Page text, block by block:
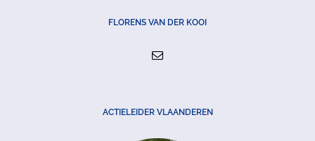
FLORENS VAN DER KOOI
ACTIELEIDER VLAANDEREN